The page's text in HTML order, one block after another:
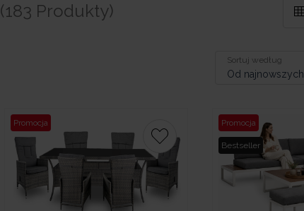
(183 Produkty)
Sortuj według
Od najnowszych
Promocja Promocja
Bestseller